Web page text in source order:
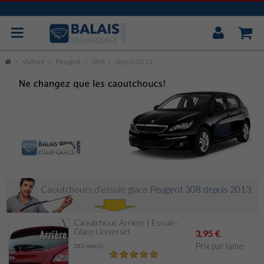
VALEO
ESSUIE GLACE ARRIÈRE
Mon
Voiture Peugeot 308 depuis 2013
Caoutchoucs d’essuie glace Peugeot 308 depuis 2013:
Caoutchouc Arrière | Essuie-
Glace Universel
282 note(s)
3,95 €
Prix par lame